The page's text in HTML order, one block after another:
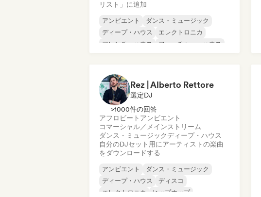
リスト」に追加
アンビエント
ダンス・ミュージック
ディープ・ハウス
エレクトロニカ
フレンチ・ハウス
フューチャー・ハウス
Rez | Alberto Rettore
選定DJ
>1000件の回答
アフロビート アンビエント
コマーシャル／メインストリーム
ダンス・ミュージックディープ・ハウス
自分のDJセット用にアーティストの楽曲
をダウンロードする
アンビエント
ダンス・ミュージック
ディープ・ハウス
ディスコ
エレクトロニカ
ヒップホップ